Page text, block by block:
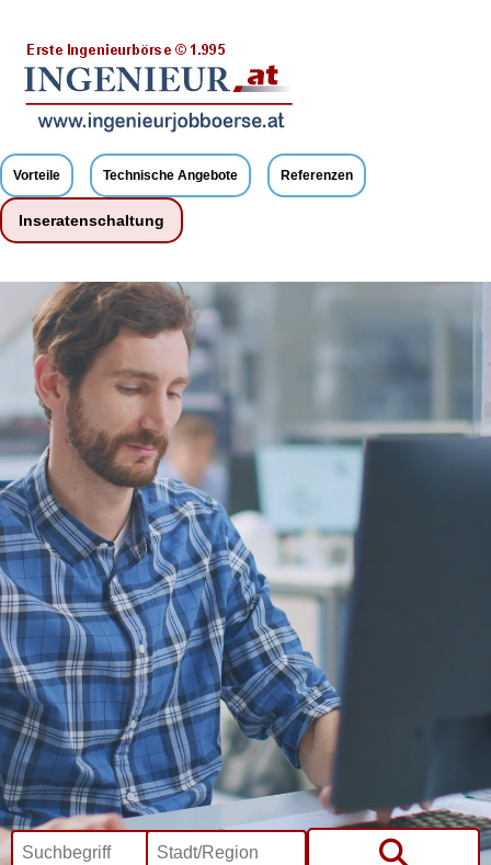
Vorteile Technische Angebote Referenzen
Inseratenschaltung